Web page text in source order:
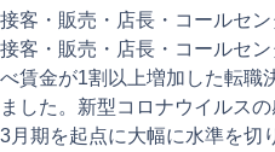
接客・販売・店⻑・コールセン
接客・販売・店長・コールセ
べ賃金が1割以上増加した転職
ました。新型コロナウイルス
3月期を起点に大幅に水準を切